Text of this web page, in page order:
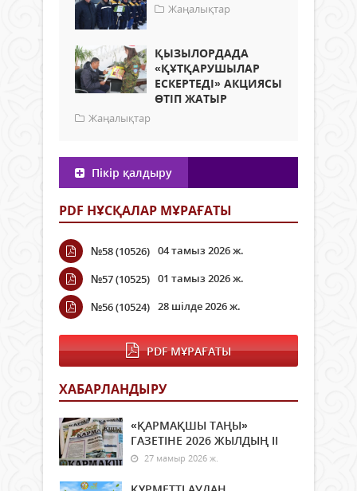
Жаңалықтар
ҚЫЗЫЛОРДАДА
«ҚҰТҚАРУШЫЛАР
ЕСКЕРТЕДІ» АКЦИЯСЫ
ӨТІП ЖАТЫР
Жаңалықтар
Пікір қалдыру
PDF НҰСҚАЛАР МҰРАҒАТЫ
№58 (10526) 04 тамыз 2026 ж.
№57 (10525) 01 тамыз 2026 ж.
№56 (10524) 28 шілде 2026 ж.
PDF МҰРАҒАТЫ
ХАБАРЛАНДЫРУ
«ҚАРМАҚШЫ ТАҢЫ»
ГАЗЕТІНЕ 2026 ЖЫЛДЫҢ ІI
27 мамыр 2026 ж.